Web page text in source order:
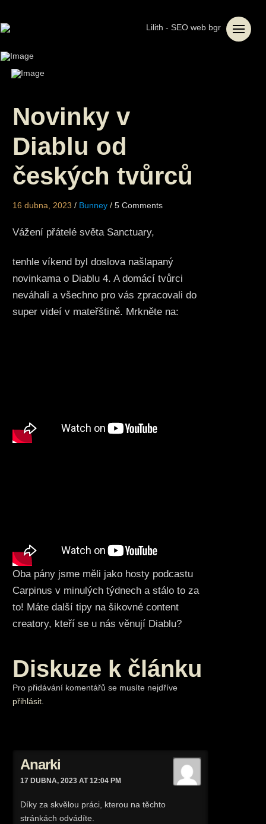
Novinky v
Diablu od
českých tvůrců
16 dubna, 2023 / Bunney / 5 Comments
Vážení přátelé světa Sanctuary,
tenhle víkend byl doslova našlapaný
novinkama o Diablu 4. A domácí tvůrci
neváhali a všechno pro vás zpracovali do
super videí v mateřštině. Mrkněte na:
Oba pány jsme měli jako hosty podcastu
Carpinus v minulých týdnech a stálo to za
to! Máte další tipy na šikovné content
creatory, kteří se u nás věnují Diablu?
Diskuze k článku
Pro přidávání komentářů se musíte nejdříve
přihlásit
Anarki
17 DUBNA, 2023 AT 12:04 PM
Díky za skvělou práci, kterou na těchto
stránkách odvádíte.